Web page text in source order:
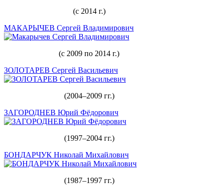
(с 2014 г.)
МАКАРЫЧЕВ Сергей Владимирович
(с 2009 по 2014 г.)
ЗОЛОТАРЕВ Сергей Васильевич
(2004–2009 гг.)
ЗАГОРОДНЕВ Юрий Фёдорович
(1997–2004 гг.)
БОНДАРЧУК Николай Михайлович
(1987–1997 гг.)